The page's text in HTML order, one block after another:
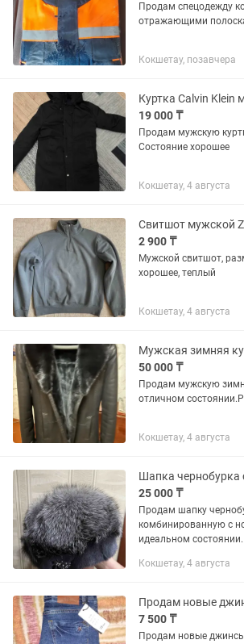
Продам спецодежду
отражающими
Кокшетау, позавчера
Куртка Calvin Klein
19 000 ₸
Продам мужскую
Состояние хорошее
Кокшетау, 4 августа
Свитшот мужской
2 900 ₸
Мужской свитшот,
хорошее, теплый
Кокшетау, 4 августа
Мужская зимняя
50 000 ₸
Продам мужскую
отличном
Кокшетау, 4 августа
Шапка чернобурка
25 000 ₸
Продам шапку
комбинированную с
идеальном состоянии.
Кокшетау, 4 августа
Продам новые
7 500 ₸
Продам новые